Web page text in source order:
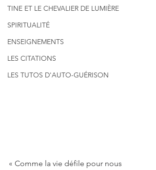
TINE ET LE CHEVALIER DE LUMIÈRE
SPIRITUALITÉ
ENSEIGNEMENTS
LES CITATIONS
LES TUTOS D'AUTO-GUÉRISON
« Comme la vie défile pour nous